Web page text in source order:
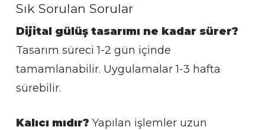
Sık Sorulan Sorular
Dijital gülüş tasarımı ne kadar sürer?
Tasarım süreci 1-2 gün içinde
tamamlanabilir. Uygulamalar 1-3 hafta
sürebilir.
Kalıcı mıdır? Yapılan işlemler uzun